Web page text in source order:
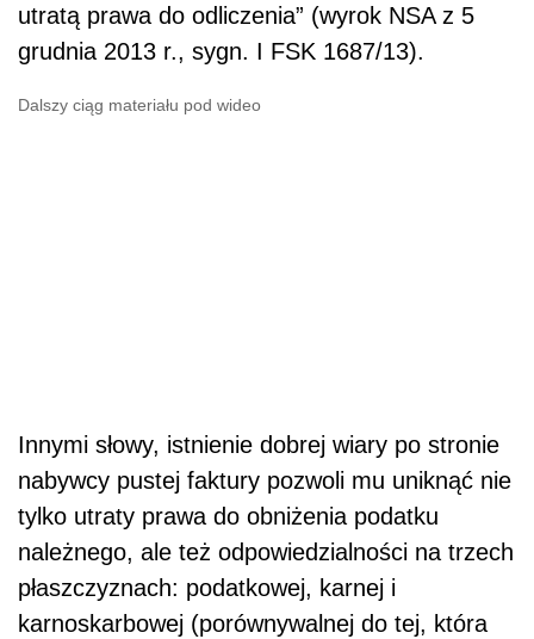
utratą prawa do odliczenia” (wyrok NSA z 5
grudnia 2013 r., sygn. I FSK 1687/13).
Dalszy ciąg materiału pod wideo
Innymi słowy, istnienie dobrej wiary po stronie
nabywcy pustej faktury pozwoli mu uniknąć nie
tylko utraty prawa do obniżenia podatku
należnego, ale też odpowiedzialności na trzech
płaszczyznach: podatkowej, karnej i
karnoskarbowej (porównywalnej do tej, która